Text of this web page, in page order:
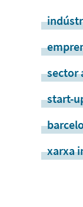
sector
start-
xarxa